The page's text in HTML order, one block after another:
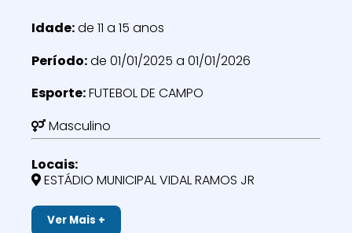
Idade:de 11 a 15 anos
Período:de 01/01/2025 a 01/01/2026
Esporte:FUTEBOL DE CAMPO
Masculino
Locais:
ESTÁDIO MUNICIPAL VIDAL RAMOS JR
Ver Mais +